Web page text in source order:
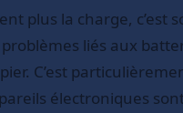
la charge, c’est
liés aux
C’est
électroniques